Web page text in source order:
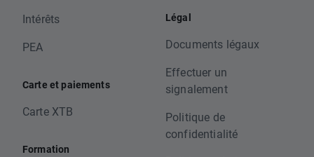
Intérêts
PEA
Carte et paiements
Carte XTB
Formation
Légal
Documents légaux
Effectuer un
signalement
Politique de
confidentialité